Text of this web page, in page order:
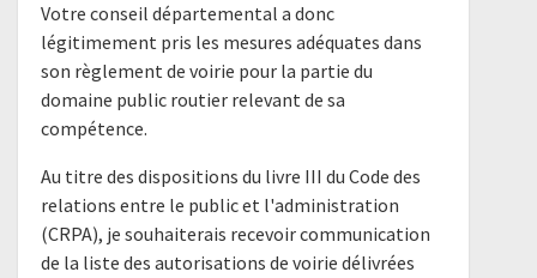
Votre conseil départemental a donc
légitimement pris les mesures adéquates dans
son règlement de voirie pour la partie du
domaine public routier relevant de sa
compétence.
Au titre des dispositions du livre III du Code des
relations entre le public et l'administration
(CRPA), je souhaiterais recevoir communication
de la liste des autorisations de voirie délivrées